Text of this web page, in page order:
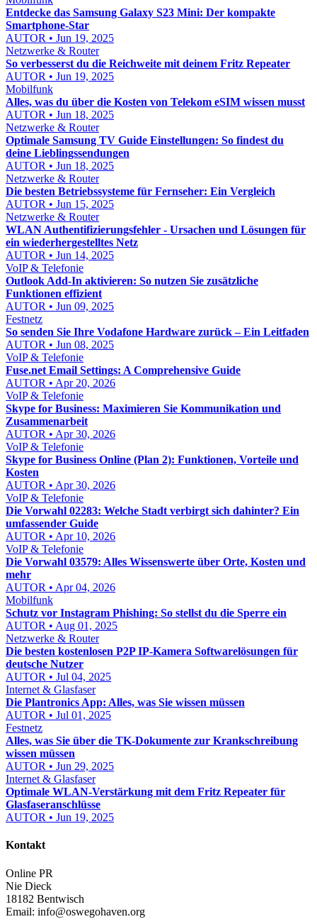
Entdecke das Samsung Galaxy S23 Mini: Der kompakte
Smartphone-Star
AUTOR • Jun 19, 2025
Netzwerke & Router
So verbesserst du die Reichweite mit deinem Fritz Repeater
AUTOR • Jun 19, 2025
Mobilfunk
Alles, was du über die Kosten von Telekom eSIM wissen musst
AUTOR • Jun 18, 2025
Netzwerke & Router
Optimale Samsung TV Guide Einstellungen: So findest du
deine Lieblingssendungen
AUTOR • Jun 18, 2025
Netzwerke & Router
Die besten Betriebssysteme für Fernseher: Ein Vergleich
AUTOR • Jun 15, 2025
Netzwerke & Router
WLAN Authentifizierungsfehler - Ursachen und Lösungen für
ein wiederhergestelltes Netz
AUTOR • Jun 14, 2025
VoIP & Telefonie
Outlook Add-In aktivieren: So nutzen Sie zusätzliche
Funktionen effizient
AUTOR • Jun 09, 2025
Festnetz
So senden Sie Ihre Vodafone Hardware zurück – Ein Leitfaden
AUTOR • Jun 08, 2025
VoIP & Telefonie
Fuse.net Email Settings: A Comprehensive Guide
AUTOR • Apr 20, 2026
VoIP & Telefonie
Skype for Business: Maximieren Sie Kommunikation und
Zusammenarbeit
AUTOR • Apr 30, 2026
VoIP & Telefonie
Skype for Business Online (Plan 2): Funktionen, Vorteile und
Kosten
AUTOR • Apr 30, 2026
VoIP & Telefonie
Die Vorwahl 02283: Welche Stadt verbirgt sich dahinter? Ein
umfassender Guide
AUTOR • Apr 10, 2026
VoIP & Telefonie
Die Vorwahl 03579: Alles Wissenswerte über Orte, Kosten und
mehr
AUTOR • Apr 04, 2026
Mobilfunk
Schutz vor Instagram Phishing: So stellst du die Sperre ein
AUTOR • Aug 01, 2025
Netzwerke & Router
Die besten kostenlosen P2P IP-Kamera Softwarelösungen für
deutsche Nutzer
AUTOR • Jul 04, 2025
Internet & Glasfaser
Die Plantronics App: Alles, was Sie wissen müssen
AUTOR • Jul 01, 2025
Festnetz
Alles, was Sie über die TK-Dokumente zur Krankschreibung
wissen müssen
AUTOR • Jun 29, 2025
Internet & Glasfaser
Optimale WLAN-Verstärkung mit dem Fritz Repeater für
Glasfaseranschlüsse
AUTOR • Jun 19, 2025
Kontakt
Online PR
Nie Dieck
18182 Bentwisch
Email: info@oswegohaven.org